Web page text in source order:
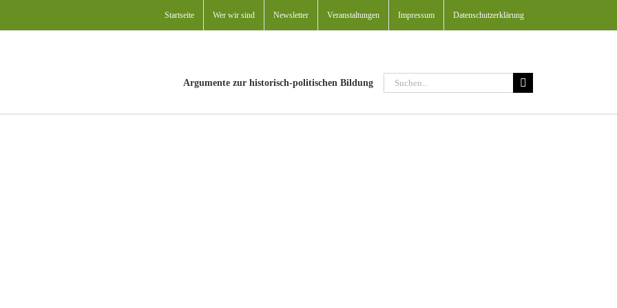
Startseite Wer wir sind Newsletter Veranstaltungen Impressum Datenschutzerklärung
Argumente zur historisch-politischen Bildung
Suche
nach: